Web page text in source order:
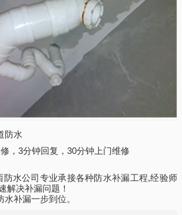
防水
，3分钟回复，30分钟上门维修
防水公司专业承接各种防水补漏工程,经验师
解决补漏问题！
补漏一步到位。